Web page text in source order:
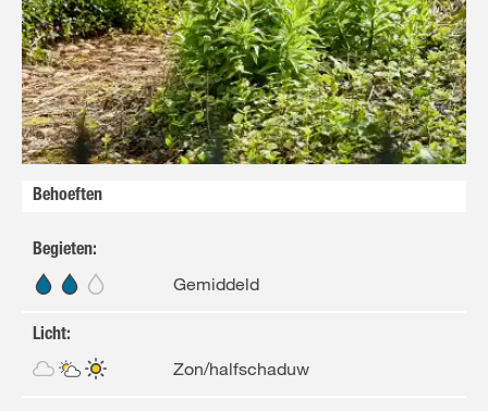
FR NL
Behoeften
Begieten:
Gemiddeld
Licht:
Zon/halfschaduw